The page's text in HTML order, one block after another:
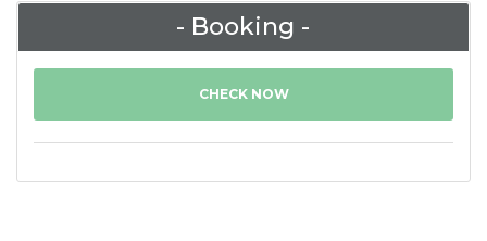
- Booking -
CHECK NOW